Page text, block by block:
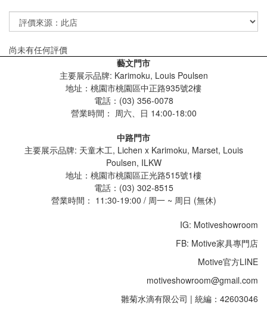
尚未有任何評價
藝文門市
主要展示品牌: Karimoku, Louis Poulsen
地址：桃園市桃園區中正路935號2樓
電話：(03) 356-0078
營業時間： 周六、日 14:00-18:00
中路門市
主要展示品牌: 天童木工, Lichen x Karimoku, Marset, Louis
Poulsen, ILKW
地址：桃園市桃園區正光路515號1樓
電話：(03) 302-8515
營業時間： 11:30-19:00 / 周一 ~ 周日 (無休)
IG: Motiveshowroom
FB: Motive家具專門店
Motive官方LINE
motiveshowroom@gmail.com
雛菊水滴有限公司 | 統編：42603046